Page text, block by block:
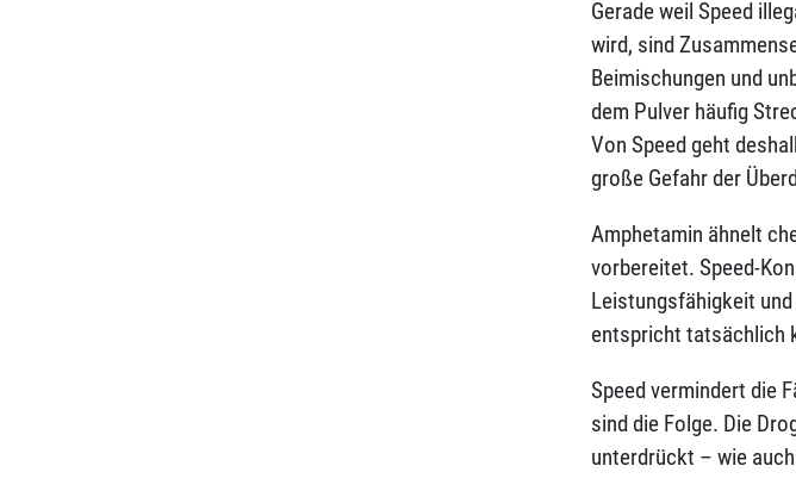
Gerade weil Speed
wird, sind
Beimischungen und
dem Pulver häufig
Von Speed geht
große Gefahr der
Amphetamin ähnelt
vorbereitet. Speed-
Leistungsfähigkeit
entspricht tatsächlich
Speed vermindert die
sind die Folge. Die
unterdrückt – wie auch